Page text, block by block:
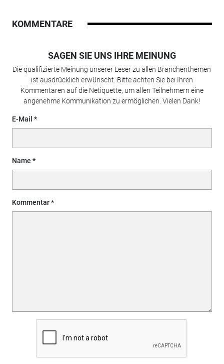
KOMMENTARE
SAGEN SIE UNS IHRE MEINUNG
Die qualifizierte Meinung unserer Leser zu allen Branchenthemen
ist ausdrücklich erwünscht. Bitte achten Sie bei Ihren
Kommentaren auf die Netiquette, um allen Teilnehmern eine
angenehme Kommunikation zu ermöglichen. Vielen Dank!
E-Mail
Name
Kommentar